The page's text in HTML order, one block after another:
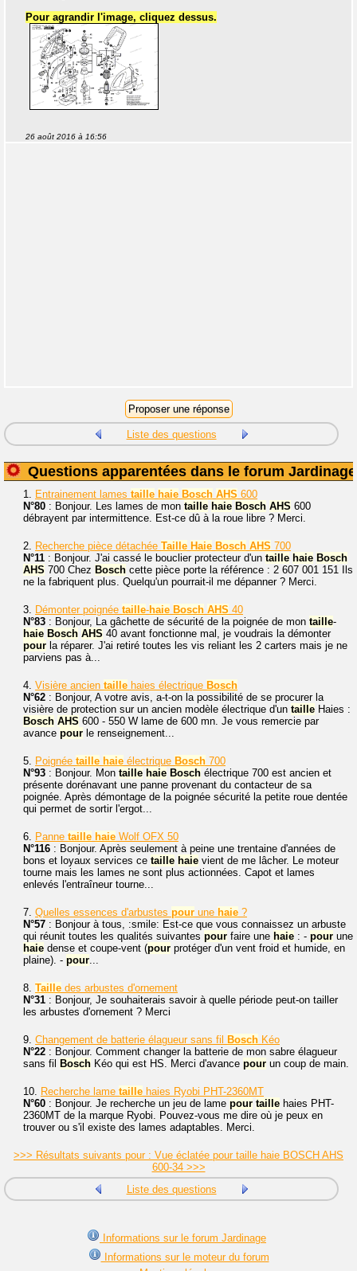
Pour agrandir l'image, cliquez dessus.
26 août 2016 à 16:56
Liste des questions
Questions apparentées dans le forum Jardinage
1. Entrainement lames taille haie Bosch AHS 600
N°80 : Bonjour. Les lames de mon taille haie Bosch AHS 600
débrayent par intermittence. Est-ce dû à la roue libre ? Merci.
2. Recherche pièce détachée Taille Haie Bosch AHS 700
N°11 : Bonjour. J'ai cassé le bouclier protecteur d'un taille haie Bosch
AHS 700 Chez Bosch cette pièce porte la référence : 2 607 001 151 Ils
ne la fabriquent plus. Quelqu'un pourrait-il me dépanner ? Merci.
3. Démonter poignée taille-haie Bosch AHS 40
N°83 : Bonjour, La gâchette de sécurité de la poignée de mon taille-
haie Bosch AHS 40 avant fonctionne mal, je voudrais la démonter
pour la réparer. J'ai retiré toutes les vis reliant les 2 carters mais je ne
parviens pas à...
4. Visière ancien taille haies électrique Bosch
N°62 : Bonjour, A votre avis, a-t-on la possibilité de se procurer la
visière de protection sur un ancien modèle électrique d'un taille Haies :
Bosch AHS 600 - 550 W lame de 600 mn. Je vous remercie par
avance pour le renseignement...
5. Poignée taille haie électrique Bosch 700
N°93 : Bonjour. Mon taille haie Bosch électrique 700 est ancien et
présente dorénavant une panne provenant du contacteur de sa
poignée. Après démontage de la poignée sécurité la petite roue dentée
qui permet de sortir l'ergot...
6. Panne taille haie Wolf OFX 50
N°116 : Bonjour. Après seulement à peine une trentaine d'années de
bons et loyaux services ce taille haie vient de me lâcher. Le moteur
tourne mais les lames ne sont plus actionnées. Capot et lames
enlevés l'entraîneur tourne...
7. Quelles essences d'arbustes pour une haie ?
N°57 : Bonjour à tous, :smile: Est-ce que vous connaissez un arbuste
qui réunit toutes les qualités suivantes pour faire une haie : - pour une
haie dense et coupe-vent (pour protéger d'un vent froid et humide, en
plaine). - pour
8. Taille des arbustes d'ornement
N°31 : Bonjour, Je souhaiterais savoir à quelle période peut-on tailler
les arbustes d'ornement ? Merci
9. Changement de batterie élagueur sans fil Bosch Kéo
N°22 : Bonjour. Comment changer la batterie de mon sabre élagueur
sans fil
Bosch Kéo qui est HS. Merci d'avance pour un coup de main.
10. Recherche lame taille haies Ryobi PHT-2360MT
N°60 : Bonjour. Je recherche un jeu de lame pour taille haies PHT-
2360MT de la marque Ryobi. Pouvez-vous me dire où je peux en
trouver ou s'il existe des lames adaptables. Merci.
>>> Résultats suivants pour : Vue éclatée pour taille haie BOSCH AHS
600-34 >>>
Liste des questions
Informations sur le forum Jardinage
Informations sur le moteur du forum